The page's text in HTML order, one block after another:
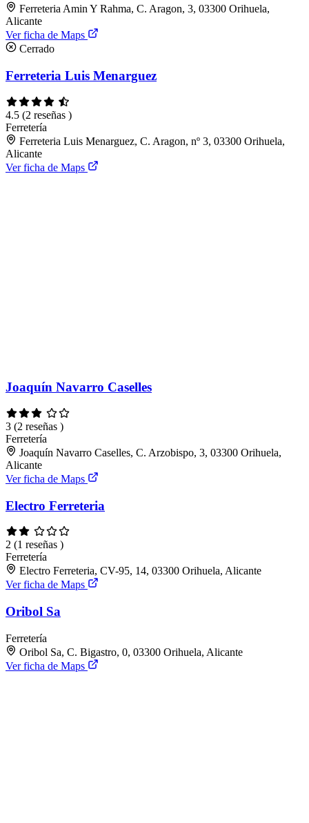
Ferreteria Amin Y Rahma, C. Aragon, 3, 03300 Orihuela,
Alicante
Ver ficha de Maps
Cerrado
Ferreteria Luis Menarguez
4.5 (2 reseñas )
Ferretería
Ferreteria Luis Menarguez, C. Aragon, nº 3, 03300 Orihuela,
Alicante
Ver ficha de Maps
Joaquín Navarro Caselles
3 (2 reseñas )
Ferretería
Joaquín Navarro Caselles, C. Arzobispo, 3, 03300 Orihuela,
Alicante
Ver ficha de Maps
Electro Ferreteria
2 (1 reseñas )
Ferretería
Electro Ferreteria, CV-95, 14, 03300 Orihuela, Alicante
Ver ficha de Maps
Oribol Sa
Ferretería
Oribol Sa, C. Bigastro, 0, 03300 Orihuela, Alicante
Ver ficha de Maps